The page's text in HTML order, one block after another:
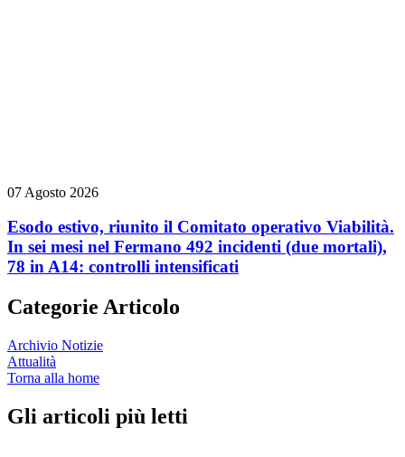
07 Agosto 2026
Esodo estivo, riunito il Comitato operativo Viabilità.
In sei mesi nel Fermano 492 incidenti (due mortali),
78 in A14: controlli intensificati
Categorie Articolo
Archivio Notizie
Attualità
Torna alla home
Gli articoli più letti